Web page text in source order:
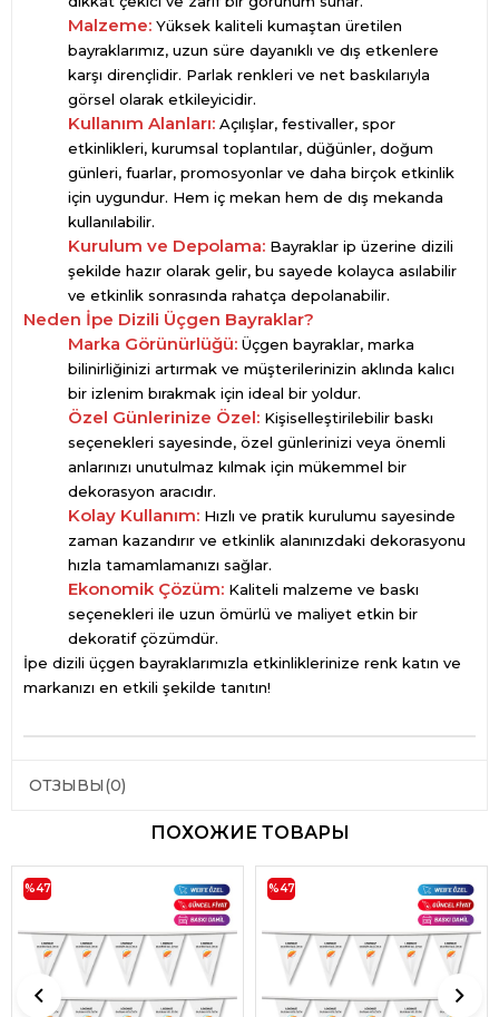
Malzeme: Yüksek kaliteli kumaştan üretilen
bayraklarımız, uzun süre dayanıklı ve dış etkenlere
karşı dirençlidir. Parlak renkleri ve net baskılarıyla
görsel olarak etkileyicidir.
Kullanım Alanları: Açılışlar, festivaller, spor
etkinlikleri, kurumsal toplantılar, düğünler, doğum
günleri, fuarlar, promosyonlar ve daha birçok etkinlik
için uygundur. Hem iç mekan hem de dış mekanda
kullanılabilir.
Kurulum ve Depolama: Bayraklar ip üzerine dizili
şekilde hazır olarak gelir, bu sayede kolayca asılabilir
ve etkinlik sonrasında rahatça depolanabilir.
Neden İpe Dizili Üçgen Bayraklar?
Marka Görünürlüğü: Üçgen bayraklar, marka
bilinirliğinizi artırmak ve müşterilerinizin aklında kalıcı
bir izlenim bırakmak için ideal bir yoldur.
Özel Günlerinize Özel: Kişiselleştirilebilir baskı
seçenekleri sayesinde, özel günlerinizi veya önemli
anlarınızı unutulmaz kılmak için mükemmel bir
dekorasyon aracıdır.
Kolay Kullanım: Hızlı ve pratik kurulumu sayesinde
zaman kazandırır ve etkinlik alanınızdaki dekorasyonu
hızla tamamlamanızı sağlar.
Ekonomik Çözüm: Kaliteli malzeme ve baskı
seçenekleri ile uzun ömürlü ve maliyet etkin bir
dekoratif çözümdür.
İpe dizili üçgen bayraklarımızla etkinliklerinize renk katın ve
markanızı en etkili şekilde tanıtın!
ОТЗЫВЫ(0)
ПОХОЖИЕ ТОВАРЫ
%47 %47